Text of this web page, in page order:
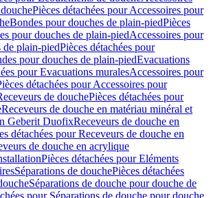
Pièces détachées pour Accessoires pour
Bondes pour douches de plain-piedPièces
pour douches de plain-piedAccessoires pour
de plain-piedPièces détachées pour
pour douches de plain-piedEvacuations
pour Evacuations muralesAccessoires pour
détachées pour Accessoires pour
de douchePièces détachées pour
Receveurs de douche en matériau minéral et
Geberit DuofixReceveurs de douche en
détachées pour Receveurs de douche en
de douche en acrylique
Pièces détachées pour Eléments
Séparations de douchePièces détachées
Séparations de douche pour douche de
pour Séparations de douche pour douche